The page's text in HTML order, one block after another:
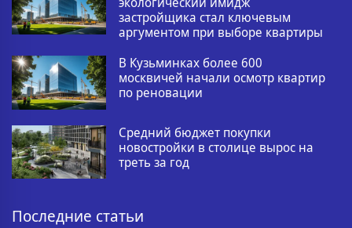
застройщика стал ключевым
аргументом при выборе квартиры
В Кузьминках более 600
москвичей начали осмотр квартир
по реновации
Средний бюджет покупки
новостройки в столице вырос на
треть за год
Последние статьи